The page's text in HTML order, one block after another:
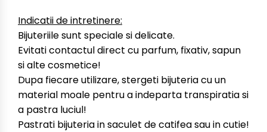
Indicatii de intretinere:
Bijuteriile sunt speciale si delicate.
Evitati contactul direct cu parfum, fixativ, sapun
si alte cosmetice!
Dupa fiecare utilizare, stergeti bijuteria cu un
material moale pentru a indeparta transpiratia si
a pastra luciul!
Pastrati bijuteria in saculet de catifea sau in cutie!